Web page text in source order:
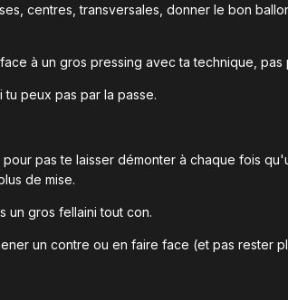
centres, transversales, donner le bon
à un gros pressing avec ta technique, pas
tu peux pas par la passe.
pour pas te laisser démonter à chaque fois
de mise.
un gros fellaini tout con.
un contre ou en faire face (et pas rester